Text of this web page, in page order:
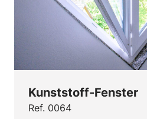
Kunststoff-Fenster
Ref. 0064